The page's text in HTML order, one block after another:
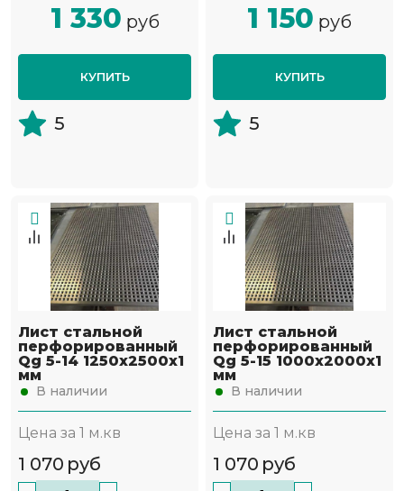
1 330 руб
КУПИТЬ
5
1 150 руб
КУПИТЬ
5
Лист стальной
перфорированный
Qg 5-14 1250х2500х1
мм
В наличии
Цена за 1 м.кв
1 070 руб
Лист стальной
перфорированный
Qg 5-15 1000х2000х1
мм
В наличии
Цена за 1 м.кв
1 070 руб